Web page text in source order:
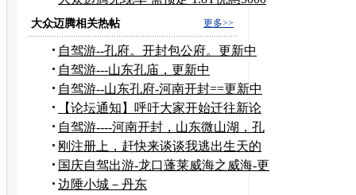
元
更多>>
大众迈腾相关热帖
自驾游--孔府。开封包公府。更新中
自驾游---山东孔庙，更新中
自驾游--山东孔府-河南开封==更新中
【论坛通知】呼吁大家开始迁往新论
坛
自驾游----河南开封，山东微山湖，孔
庙。
刚注册上，赶快来谈谈我逃出生天的
经历
国庆自驾出游-龙口蓬莱威海之威海-更
新中
边陲小城－丹东